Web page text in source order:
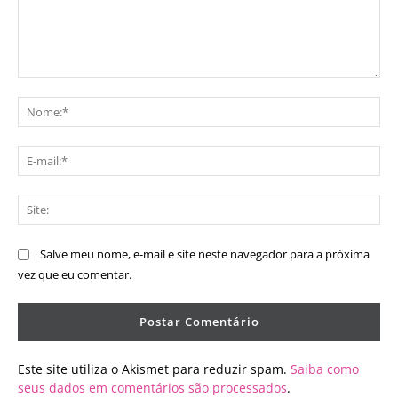
Salve meu nome, e-mail e site neste navegador para a próxima
vez que eu comentar.
Este site utiliza o Akismet para reduzir spam. Saiba como
seus dados em comentários são processados.